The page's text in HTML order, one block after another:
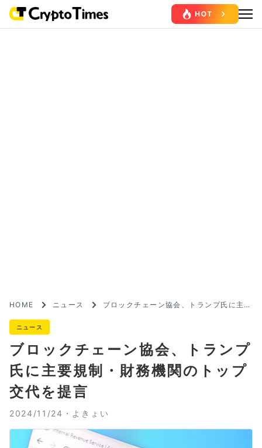
HOME ニュース
ブロックチェーン協会、トランプ氏に主要
ニュース
ブロックチェーン協会、トランプ
氏に主要規制・財務機関のトップ
交代を提言
2024/11/24・ よきょい